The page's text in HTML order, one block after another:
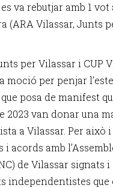
va rebutjar amb 1 vot
(ARA Vilassar, Junts
per Vilassar i CUP
moció per penjar
posa de manifest
2023 van donar una
a Vilassar. Per això i
i acords amb
de Vilassar signats i
independentistes